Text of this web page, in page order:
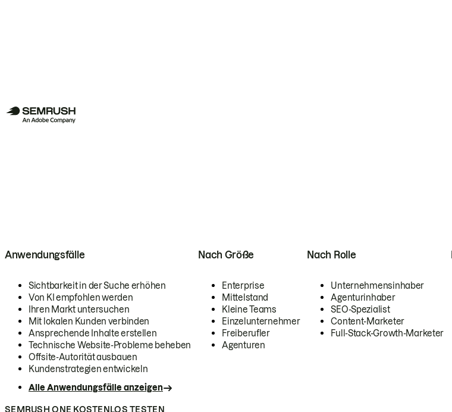
Anwendungsfälle
Sichtbarkeit in der Suche erhöhen
Von KI empfohlen werden
Ihren Markt untersuchen
Mit lokalen Kunden verbinden
Ansprechende Inhalte erstellen
Technische Website-Probleme beheben
Offsite-Autorität ausbauen
Kundenstrategien entwickeln
Alle Anwendungsfälle anzeigen
Nach Größe
Enterprise
Mittelstand
Kleine Teams
Einzelunternehmer
Freiberufler
Agenturen
Nach Rolle
Unternehmensinhaber
Agenturinhaber
SEO-Spezialist
Content-Marketer
Full-Stack-Growth-Marketer
SEMRUSH ONE KOSTENLOS TESTEN